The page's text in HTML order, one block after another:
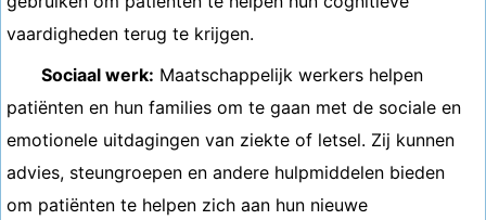
vaardigheden terug te krijgen.
Sociaal werk: Maatschappelijk werkers helpen
patiënten en hun families om te gaan met de sociale en
emotionele uitdagingen van ziekte of letsel. Zij kunnen
advies, steungroepen en andere hulpmiddelen bieden
om patiënten te helpen zich aan hun nieuwe